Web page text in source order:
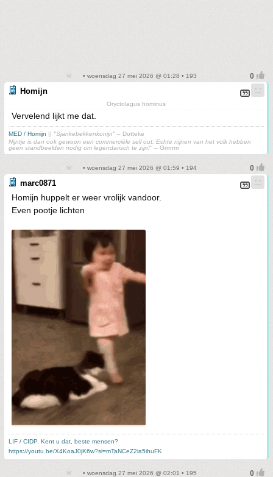
• woensdag 27 mei 2026 @ 01:28 • 193
Homijn
Oryctolagus hominus
Vervelend lijkt me dat.
MED / Homijn || "Sjankebekkenkonijn" – Dotteke
Nijntje is dan ook gewoon een commerciële sell out. Echte nijnen van het volk hebben
geen standbeelden nodig om legendarisch te zijn!" – Grrrrrrrr
• woensdag 27 mei 2026 @ 01:59 • 194
marc0871
Homijn huppelt er weer vrolijk vandoor.
Even pootje lichten
LIF / CIDP. Kent u dat, beste mensen?
https://youtu.be/X4KoaJ0jK6w?si=mTaNCeZ2ia5ihuFK
• woensdag 27 mei 2026 @ 02:01 • 195